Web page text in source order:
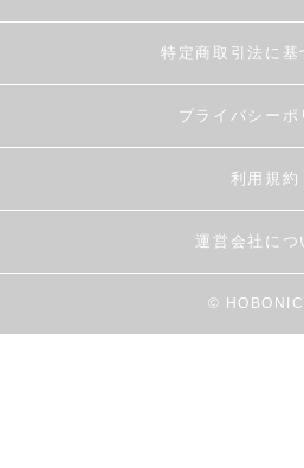
特定商取引法に基
プライバシーポ
利用規約
運営会社につ
©